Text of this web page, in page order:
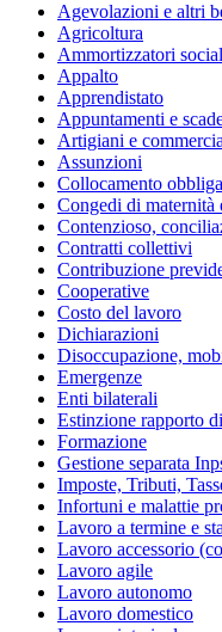
Agevolazioni e altri
Agricoltura
Ammortizzatori
Appalto
Apprendistato
Appuntamenti e
Artigiani e
Assunzioni
Collocamento
Congedi di maternità
Contenzioso,
Contratti collettivi
Contribuzione
Cooperative
Costo del lavoro
Dichiarazioni
Disoccupazione,
Emergenze
Enti bilaterali
Estinzione rapporto
Formazione
Gestione separata
Imposte, Tributi,
Infortuni e malattie
Lavoro a termine e
Lavoro accessorio
Lavoro agile
Lavoro autonomo
Lavoro domestico